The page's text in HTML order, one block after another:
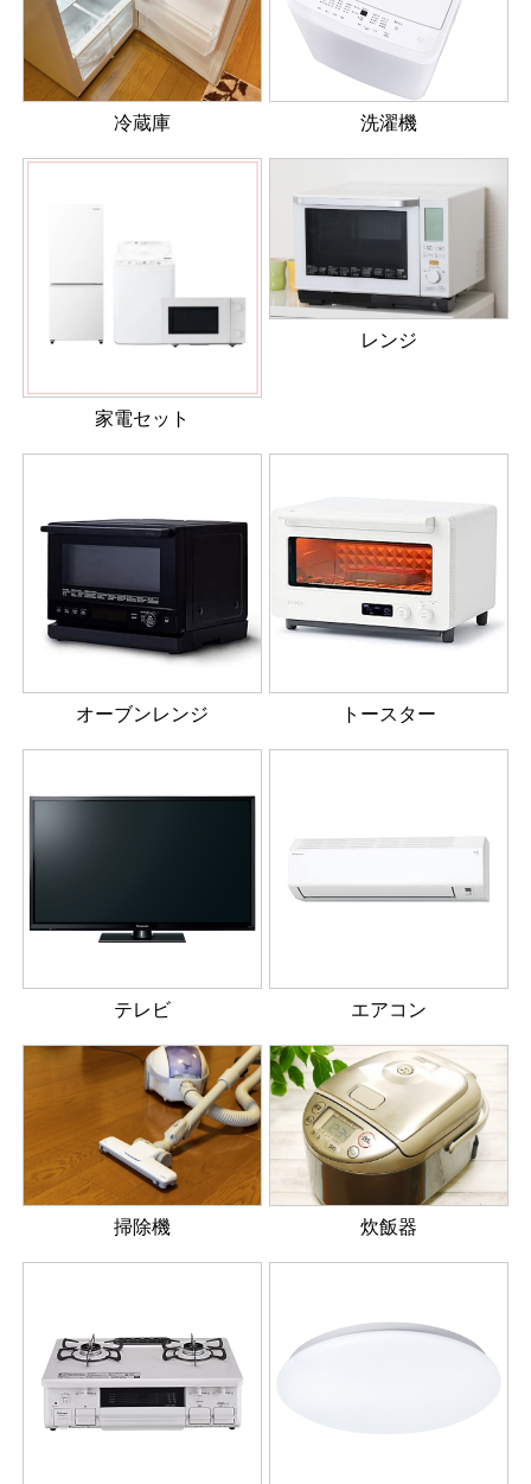
冷蔵庫 洗濯機
家電セット
レンジ
オーブンレンジ トースター
テレビ エアコン
掃除機 炊飯器